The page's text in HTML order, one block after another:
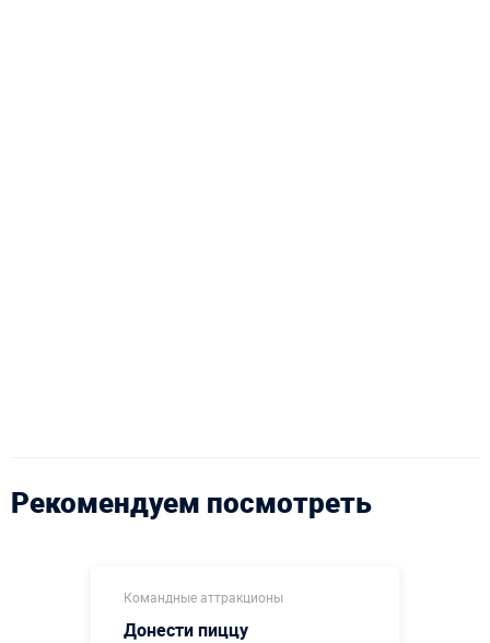
Рекомендуем посмотреть
Командные аттракционы
Донести пиццу